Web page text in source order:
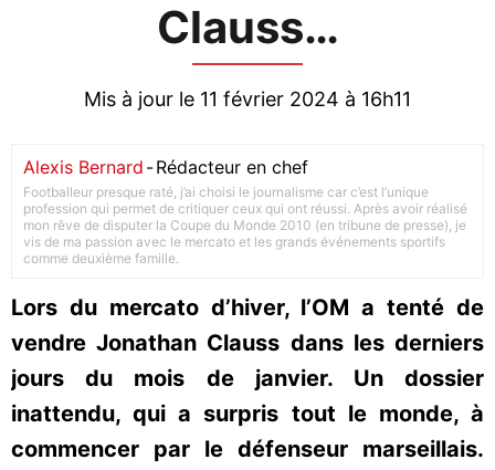
Clauss…
Mis à jour le 11 février 2024 à 16h11
Alexis Bernard -Rédacteur en chef
Footballeur presque raté, j’ai choisi le journalisme car c’est l’unique
profession qui permet de critiquer ceux qui ont réussi. Après avoir réalisé
mon rêve de disputer la Coupe du Monde 2010 (en tribune de presse), je
vis de ma passion avec le mercato et les grands événements sportifs
comme deuxième famille.
Lors du mercato d’hiver, l’OM a tenté de
vendre Jonathan Clauss dans les derniers
jours du mois de janvier. Un dossier
inattendu, qui a surpris tout le monde, à
commencer par le défenseur marseillais.